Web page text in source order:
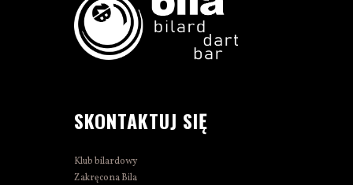
SKONTAKTUJ SIĘ
Klub bilardowy
Zakręcona Bila